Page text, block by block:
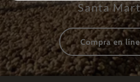
Santa
Compra en